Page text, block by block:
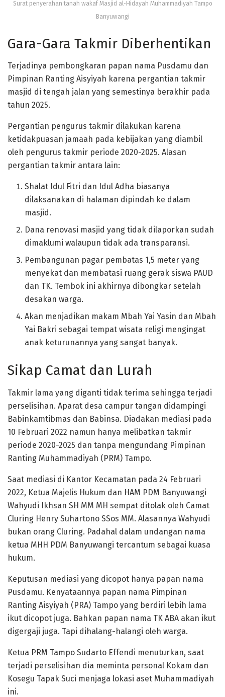
Surat penyerahan tanah wakaf Masjid al-Hidayah Muhammadiyah Tampo
Banyuwangi
Gara-Gara Takmir Diberhentikan
Terjadinya pembongkaran papan nama Pusdamu dan
Pimpinan Ranting Aisyiyah karena pergantian takmir
masjid di tengah jalan yang semestinya berakhir pada
tahun 2025.
Pergantian pengurus takmir dilakukan karena
ketidakpuasan jamaah pada kebijakan yang diambil
oleh pengurus takmir periode 2020-2025. Alasan
pergantian takmir antara lain:
Shalat Idul Fitri dan Idul Adha biasanya
dilaksanakan di halaman dipindah ke dalam
masjid.
Dana renovasi masjid yang tidak dilaporkan sudah
dimaklumi walaupun tidak ada transparansi.
Pembangunan pagar pembatas 1,5 meter yang
menyekat dan membatasi ruang gerak siswa PAUD
dan TK. Tembok ini akhirnya dibongkar setelah
desakan warga.
Akan menjadikan makam Mbah Yai Yasin dan Mbah
Yai Bakri sebagai tempat wisata religi mengingat
anak keturunannya yang sangat banyak.
Sikap Camat dan Lurah
Takmir lama yang diganti tidak terima sehingga terjadi
perselisihan. Aparat desa campur tangan didampingi
Babinkamtibmas dan Babinsa. Diadakan mediasi pada
10 Februari 2022 namun hanya melibatkan takmir
periode 2020-2025 dan tanpa mengundang Pimpinan
Ranting Muhammadiyah (PRM) Tampo.
Saat mediasi di Kantor Kecamatan pada 24 Februari
2022, Ketua Majelis Hukum dan HAM PDM Banyuwangi
Wahyudi Ikhsan SH MM MH sempat ditolak oleh Camat
Cluring Henry Suhartono SSos MM. Alasannya Wahyudi
bukan orang Cluring. Padahal dalam undangan nama
ketua MHH PDM Banyuwangi tercantum sebagai kuasa
hukum.
Keputusan mediasi yang dicopot hanya papan nama
Pusdamu. Kenyataannya papan nama Pimpinan
Ranting Aisyiyah (PRA) Tampo yang berdiri lebih lama
ikut dicopot juga. Bahkan papan nama TK ABA akan ikut
digergaji juga. Tapi dihalang-halangi oleh warga.
Ketua PRM Tampo Sudarto Effendi menuturkan, saat
terjadi perselisihan dia meminta personal Kokam dan
Kosegu Tapak Suci menjaga lokasi aset Muhammadiyah
ini.